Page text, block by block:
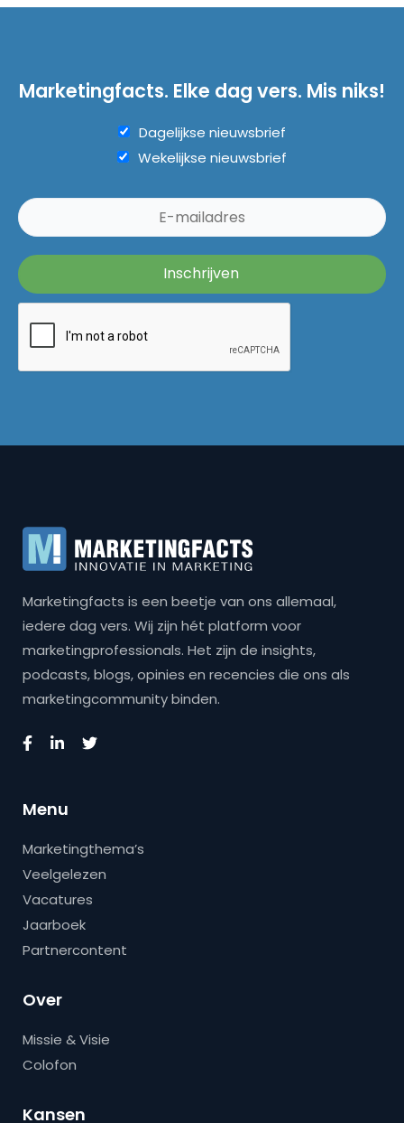
Marketingfacts. Elke dag vers. Mis niks!
Dagelijkse nieuwsbrief
Wekelijkse nieuwsbrief
Marketingfacts is een beetje van ons allemaal,
iedere dag vers. Wij zijn hét platform voor
marketingprofessionals. Het zijn de insights,
podcasts, blogs, opinies en recencies die ons als
marketingcommunity binden.
Menu
Marketingthema’s
Veelgelezen
Vacatures
Jaarboek
Partnercontent
Over
Missie & Visie
Colofon
Kansen